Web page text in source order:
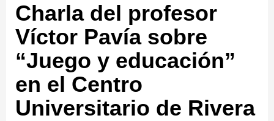
Charla del profesor
Víctor Pavía sobre
“Juego y educación”
en el Centro
Universitario de Rivera